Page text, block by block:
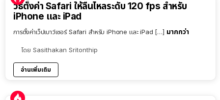
วิธีตั้งค่า Safari ให้ลื่นไหลระดับ 120 fps สำหรับ
iPhone และ iPad
การตั้งค่าเว็ปเบาว์เซอร์ Safari สำหรับ iPhone และ iPad […] มากกว่า
โดย Sasithakan Sritonthip
อ่านเพิ่มเติม